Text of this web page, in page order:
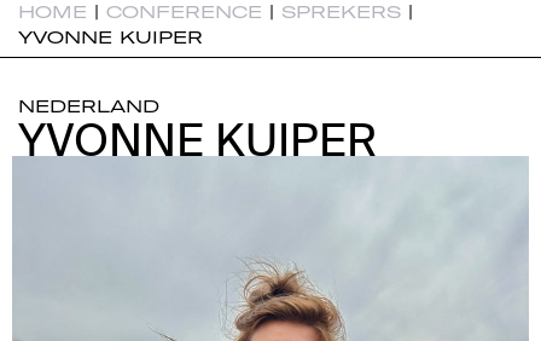
HOME | CONFERENCE | SPREKERS |
YVONNE KUIPER
NEDERLAND
YVONNE KUIPER
YVONNE KUIPER